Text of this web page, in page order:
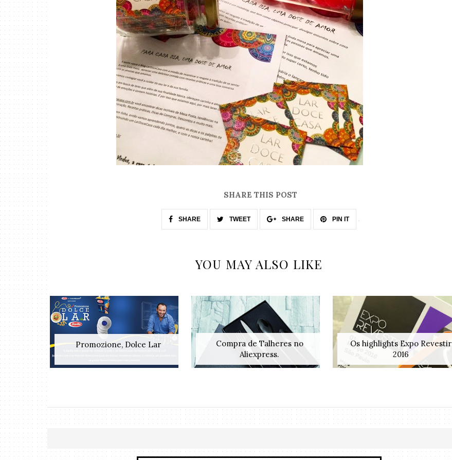
SHARE THIS POST
SHARE TWEET SHARE PIN IT
YOU MAY ALSO LIKE
Promozione, Dolce Lar
Compra de Talheres no
Aliexpress.
Os highlights Expo Revestir
2016